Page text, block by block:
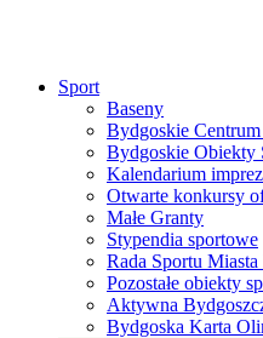
Sport
Baseny
Bydgoskie
Bydgoskie Obiekty
Kalendarium
Otwarte konkursy
Małe Granty
Stypendia sportowe
Rada Sportu
Pozostałe obiekty
Aktywna
Bydgoska Karta